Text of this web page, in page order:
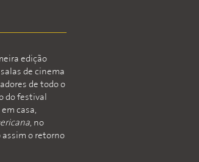
edição
de cinema
de todo o
do festival
casa,
, no
assim o retorno